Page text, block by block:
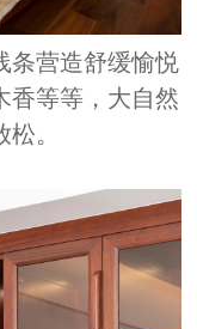
条营造舒缓愉悦
香等等，大自然
。